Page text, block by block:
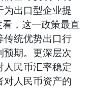
为出口型企业提
，这一政策最直
传统优势出口行
预期。更深层次
民币汇率稳定
对人民币资产的